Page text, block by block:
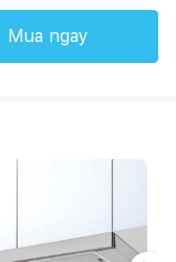
Mua ngay